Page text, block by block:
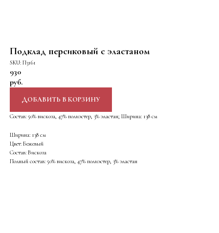
Подклад персиковый с эластаном
SKU: П3161
930
руб.
ДОБАВИТЬ В КОРЗИНУ
Состав: 50% вискоза, 47% полиэстер, 3% эластан; Ширина: 138 см
Ширина: 138 см
Цвет: Бежевый
Состав: Вискоза
Полный состав: 50% вискоза, 47% полиэстер, 3% эластан